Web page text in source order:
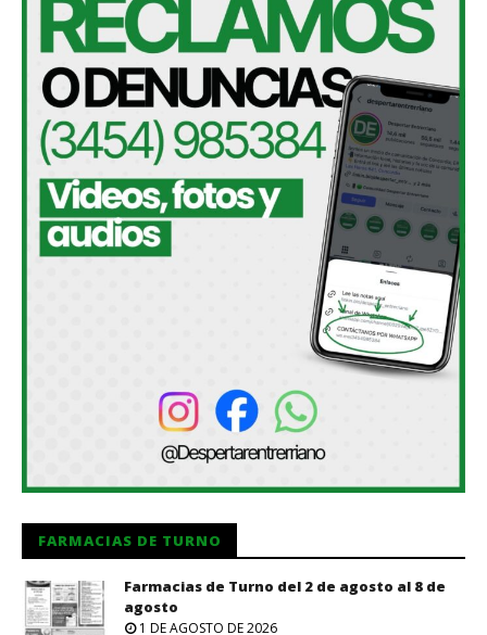
FARMACIAS DE TURNO
Farmacias de Turno del 2 de agosto al 8 de
agosto
1 DE AGOSTO DE 2026